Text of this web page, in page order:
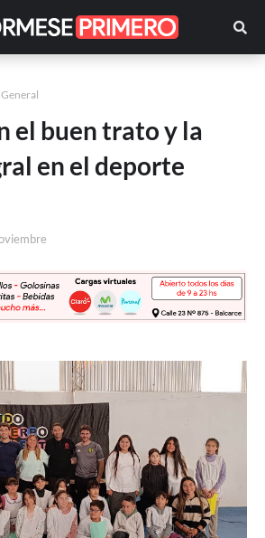
el buen trato y la
en el deporte